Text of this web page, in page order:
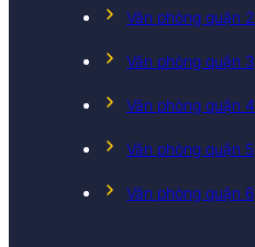
Văn phòng quận 2
Văn phòng quận 3
Văn phòng quận 4
Văn phòng quận 5
Văn phòng quận 6